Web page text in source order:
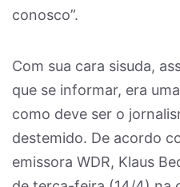
conosco”.
Com sua cara sisuda,
que se informar, era
como deve ser o
destemido. De acordo
emissora WDR, Klaus